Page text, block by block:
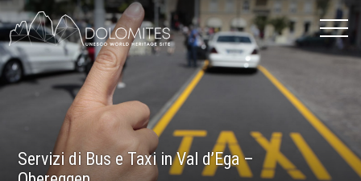
Servizi di Bus e Taxi in Val d’Ega –